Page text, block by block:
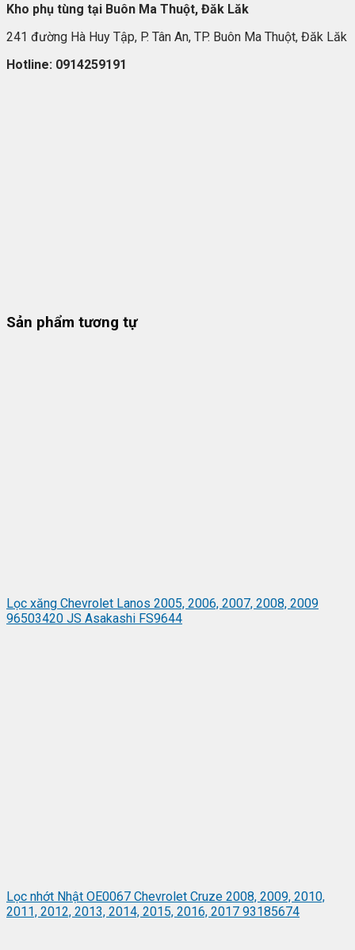
Kho phụ tùng tại Buôn Ma Thuột, Đăk Lăk
241 đường Hà Huy Tập, P. Tân An, TP. Buôn Ma Thuột, Đăk Lăk
Hotline: 0914259191
Sản phẩm tương tự
Lọc xăng Chevrolet Lanos 2005, 2006, 2007, 2008, 2009
96503420 JS Asakashi FS9644
Lọc nhớt Nhật OE0067 Chevrolet Cruze 2008, 2009, 2010,
2011, 2012, 2013, 2014, 2015, 2016, 2017 93185674